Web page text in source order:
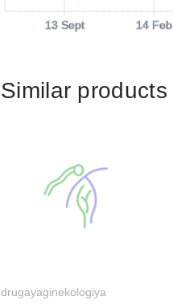
13 Sept 14 Feb
Similar products
drugayaginekologiya